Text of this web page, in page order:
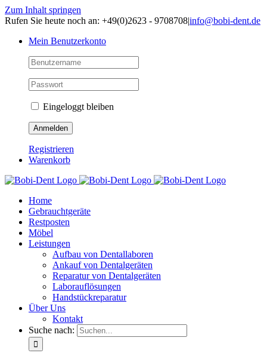
Zum Inhalt springen
Rufen Sie heute noch an: +49(0)2623 - 9708708|info@bobi-dent.de
Mein Benutzerkonto
Eingeloggt bleiben
Registrieren
Warenkorb
Home
Gebrauchtgeräte
Restposten
Möbel
Leistungen
Aufbau von Dentallaboren
Ankauf von Dentalgeräten
Reparatur von Dentalgeräten
Laborauflösungen
Handstückreparatur
Über Uns
Kontakt
Suche nach: